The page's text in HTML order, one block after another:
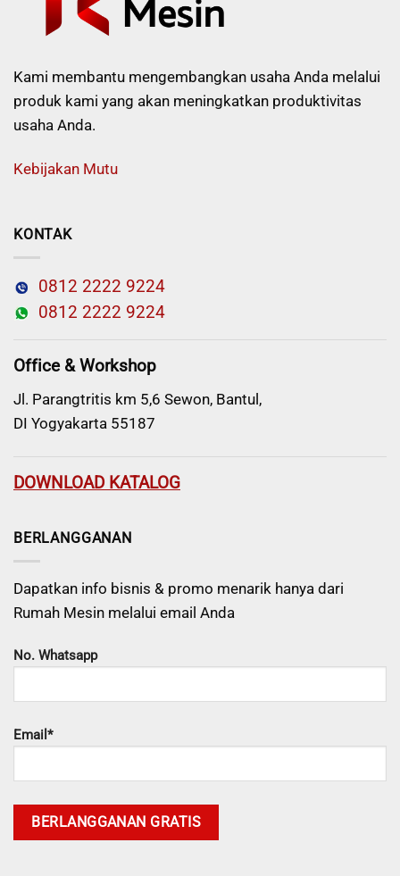
Kami membantu mengembangkan usaha Anda melalui
produk kami yang akan meningkatkan produktivitas
usaha Anda.
Kebijakan Mutu
KONTAK
0812 2222 9224
0812 2222 9224
Office & Workshop
Jl. Parangtritis km 5,6 Sewon, Bantul,
DI Yogyakarta 55187
DOWNLOAD KATALOG
BERLANGGANAN
Dapatkan info bisnis & promo menarik hanya dari
Rumah Mesin melalui email Anda
No. Whatsapp
Email*